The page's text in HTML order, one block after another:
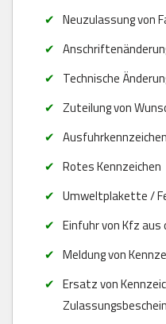
Neuzulassung von
Technische
Zuteilung von
Ausfuhrkennzeichen
Rotes Kennzeichen
Umweltplakette /
Einfuhr von Kfz aus
Meldung von
Ersatz von